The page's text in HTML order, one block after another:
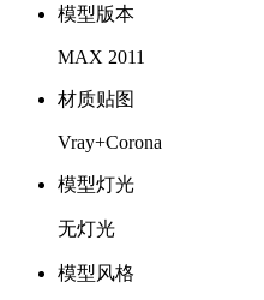
模型版本
MAX 2011
材质贴图
Vray+Corona
模型灯光
无灯光
模型风格